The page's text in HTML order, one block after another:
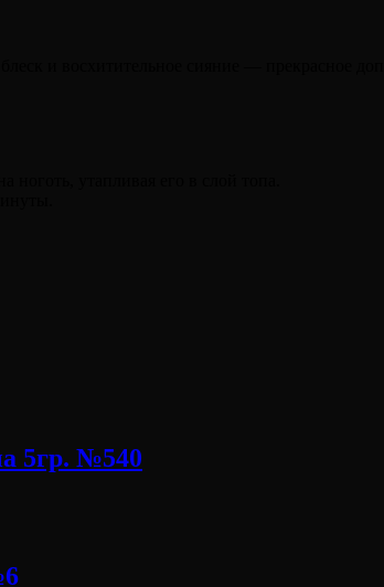
5гр. №540